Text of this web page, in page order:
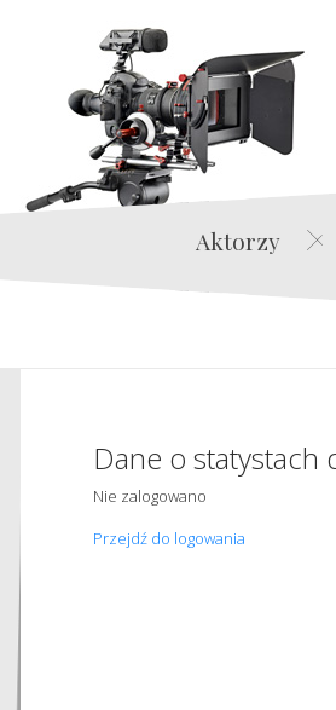
Aktorzy
Dane o statystach
Nie zalogowano
Przejdź do logowania